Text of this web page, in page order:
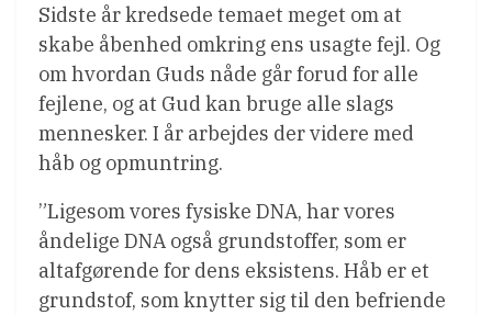
Sidste år kredsede temaet meget om at
skabe åbenhed omkring ens usagte fejl. Og
om hvordan Guds nåde går forud for alle
fejlene, og at Gud kan bruge alle slags
mennesker. I år arbejdes der videre med
håb og opmuntring.
”Ligesom vores fysiske DNA, har vores
åndelige DNA også grundstoffer, som er
altafgørende for dens eksistens. Håb er et
grundstof, som knytter sig til den befriende